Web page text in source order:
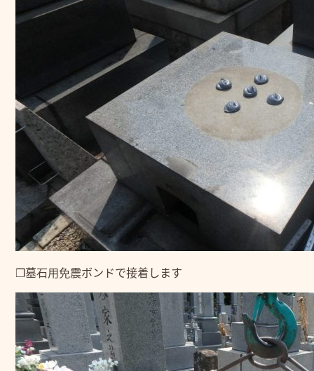
❒墓石用免震ボンドで接着します